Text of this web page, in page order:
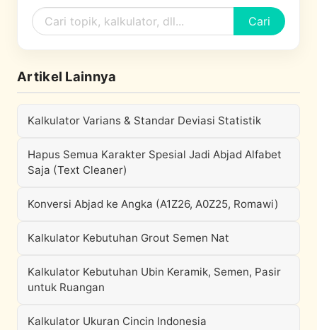
Cari
Artikel Lainnya
Kalkulator Varians & Standar Deviasi Statistik
Hapus Semua Karakter Spesial Jadi Abjad Alfabet
Saja (Text Cleaner)
Konversi Abjad ke Angka (A1Z26, A0Z25, Romawi)
Kalkulator Kebutuhan Grout Semen Nat
Kalkulator Kebutuhan Ubin Keramik, Semen, Pasir
untuk Ruangan
Kalkulator Ukuran Cincin Indonesia